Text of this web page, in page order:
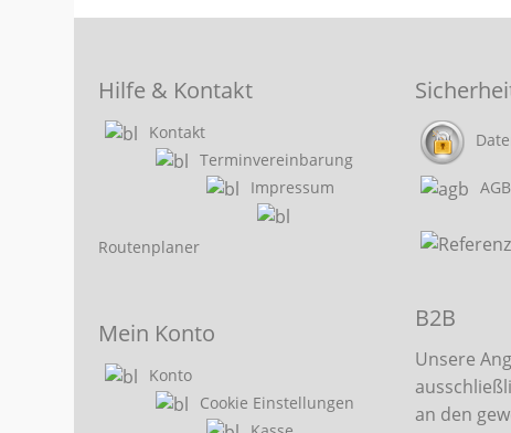
Hilfe & Kontakt
Kontakt
Terminvereinbarung
Impressum
Routenplaner
Mein Konto
Konto
Cookie Einstellungen
AGB
B2B
Unsere
an den